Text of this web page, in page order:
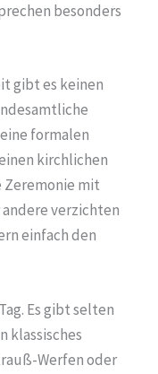
besonders
gibt es keinen
formalen
kirchlichen
Zeremonie mit
verzichten
einfach den
Es gibt selten
klassisches
Werfen oder